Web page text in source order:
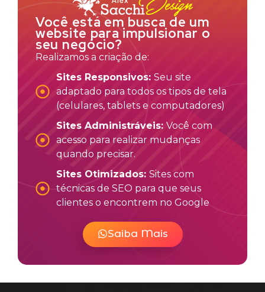
Você está em busca de um
website para impulsionar o
seu negócio?
Realizamos a criação de:
Sites Responsivos: Seu site
adaptado para todos os tipos de tela
(celulares, tablets e computadores)
Sites Administráveis: Você com
acesso para realizar mudanças
quando precisar.
Sites Otimizados: Sites com
técnicas de SEO para que seus
clientes o encontrem no Google
Saiba Mais